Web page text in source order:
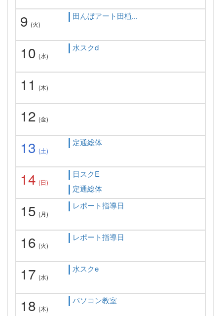
9 (火)
田んぼアート田植...
10 (水)
水スクd
11 (木)
12 (金)
13 (土)
定通総体
14 (日)
日スクE
定通総体
15 (月)
レポート指導日
16 (火)
レポート指導日
17 (水)
水スクe
18 (木)
パソコン教室